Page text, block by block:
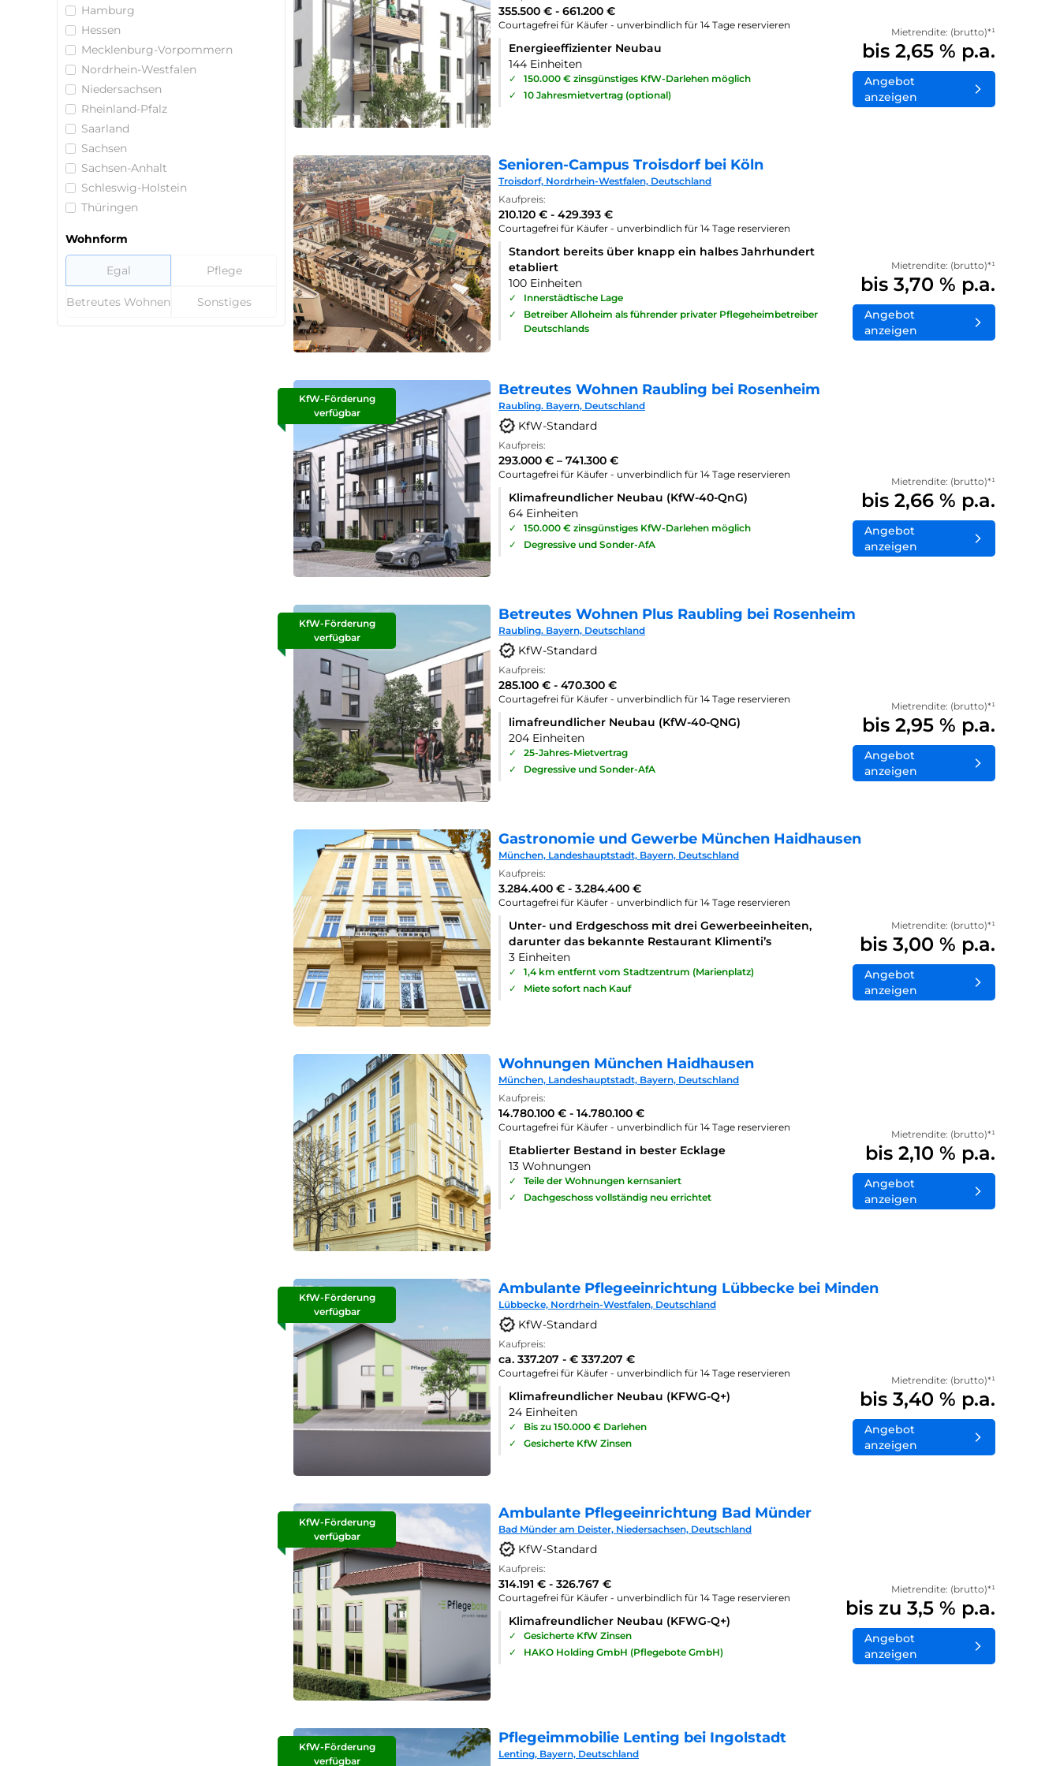
Hamburg
Hessen
Mecklenburg-Vorpommern
Nordrhein-Westfalen
Niedersachsen
Rheinland-Pfalz
Saarland
Sachsen
Sachsen-Anhalt
Schleswig-Holstein
Thüringen
Wohnform
Egal Pflege
Betreutes Wohnen Sonstiges
355.500 € - 661.200 €
Courtagefrei für Käufer - unverbindlich für 14 Tage reservieren
Energieeffizienter Neubau
144 Einheiten
✓
150.000 € zinsgünstiges KfW-Darlehen möglich
✓
10 Jahresmietvertrag (optional)
Mietrendite: (brutto)*¹
bis 2,65 % p.a.
Angebot
anzeigen
Senioren-Campus Troisdorf bei Köln
Troisdorf, Nordrhein-Westfalen, Deutschland
Kaufpreis:
210.120 € - 429.393 €
Courtagefrei für Käufer - unverbindlich für 14 Tage reservieren
Standort bereits über knapp ein halbes Jahrhundert
etabliert
100 Einheiten
✓
Innerstädtische Lage
✓
Betreiber Alloheim als führender privater Pflegeheimbetreiber
Deutschlands
Mietrendite: (brutto)*¹
bis 3,70 % p.a.
Angebot
anzeigen
KfW-Förderung
verfügbar
Betreutes Wohnen Raubling bei Rosenheim
Raubling. Bayern, Deutschland
KfW-Standard
Kaufpreis:
293.000 € – 741.300 €
Courtagefrei für Käufer - unverbindlich für 14 Tage reservieren
Klimafreundlicher Neubau (KfW-40-QnG)
64 Einheiten
✓
150.000 € zinsgünstiges KfW-Darlehen möglich
✓
Degressive und Sonder-AfA
Mietrendite: (brutto)*¹
bis 2,66 % p.a.
Angebot
anzeigen
KfW-Förderung
verfügbar
Betreutes Wohnen Plus Raubling bei Rosenheim
Raubling. Bayern, Deutschland
KfW-Standard
Kaufpreis:
285.100 € - 470.300 €
Courtagefrei für Käufer - unverbindlich für 14 Tage reservieren
limafreundlicher Neubau (KfW-40-QNG)
204 Einheiten
✓
25-Jahres-Mietvertrag
✓
Degressive und Sonder-AfA
Mietrendite: (brutto)*¹
bis 2,95 % p.a.
Angebot
anzeigen
Gastronomie und Gewerbe München Haidhausen
München, Landeshauptstadt, Bayern, Deutschland
Kaufpreis:
3.284.400 € - 3.284.400 €
Courtagefrei für Käufer - unverbindlich für 14 Tage reservieren
Unter- und Erdgeschoss mit drei Gewerbeeinheiten,
darunter das bekannte Restaurant Klimenti’s
3 Einheiten
✓
1,4 km entfernt vom Stadtzentrum (Marienplatz)
✓
Miete sofort nach Kauf
Mietrendite: (brutto)*¹
bis 3,00 % p.a.
Angebot
anzeigen
Wohnungen München Haidhausen
München, Landeshauptstadt, Bayern, Deutschland
Kaufpreis:
14.780.100 € - 14.780.100 €
Courtagefrei für Käufer - unverbindlich für 14 Tage reservieren
Etablierter Bestand in bester Ecklage
13 Wohnungen
✓
Teile der Wohnungen kernsaniert
✓
Dachgeschoss vollständig neu errichtet
Mietrendite: (brutto)*¹
bis 2,10 % p.a.
Angebot
anzeigen
KfW-Förderung
verfügbar
Ambulante Pflegeeinrichtung Lübbecke bei Minden
Lübbecke, Nordrhein-Westfalen, Deutschland
KfW-Standard
Kaufpreis:
ca. 337.207 - € 337.207 €
Courtagefrei für Käufer - unverbindlich für 14 Tage reservieren
Klimafreundlicher Neubau (KFWG-Q+)
24 Einheiten
✓
Bis zu 150.000 € Darlehen
✓
Gesicherte KfW Zinsen
Mietrendite: (brutto)*¹
bis 3,40 % p.a.
Angebot
anzeigen
KfW-Förderung
verfügbar
Ambulante Pflegeeinrichtung Bad Münder
Bad Münder am Deister, Niedersachsen, Deutschland
KfW-Standard
Kaufpreis:
314.191 € - 326.767 €
Courtagefrei für Käufer - unverbindlich für 14 Tage reservieren
Klimafreundlicher Neubau (KFWG-Q+)
✓
Gesicherte KfW Zinsen
✓
HAKO Holding GmbH (Pflegebote GmbH)
Mietrendite: (brutto)*¹
bis zu 3,5 % p.a.
Angebot
anzeigen
KfW-Förderung
verfügbar
Pflegeimmobilie Lenting bei Ingolstadt
Lenting, Bayern, Deutschland